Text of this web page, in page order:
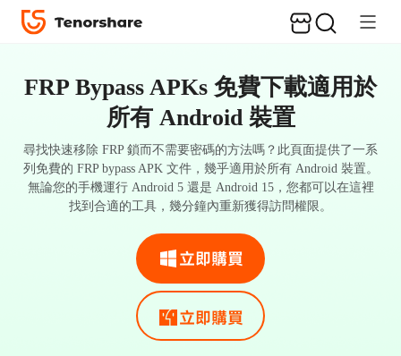
FRP Bypass APKs 免費下載適用於
所有 Android 裝置
尋找快速移除 FRP 鎖而不需要密碼的方法嗎？此頁面提供了一系
列免費的 FRP bypass APK 文件，幾乎適用於所有 Android 裝置。
無論您的手機運行 Android 5 還是 Android 15，您都可以在這裡
找到合適的工具，幾分鐘內重新獲得訪問權限。
立即購買
立即購買